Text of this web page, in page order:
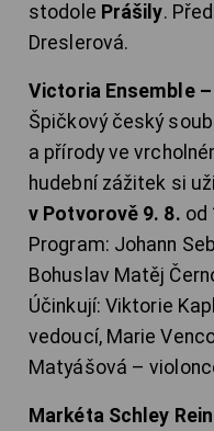
stodole Prášily.
Dreslerová.
Victoria Ensemble
Špičkový český
a přírody ve
hudební zážitek si
v Potvorově 9. 8. od
Program: Johann
Bohuslav Matěj
Účinkují: Viktorie
vedoucí, Marie
Matyášová –
Markéta Schley